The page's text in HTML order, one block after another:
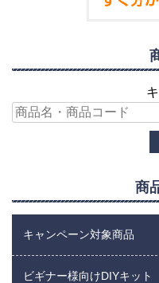
商
キャンペーン対象商品
ビギナー様向けDIYキット